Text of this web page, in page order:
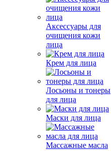
Аксессуары для
очищения кожи
лица
Крем для лица
Лосьоны и тонеры
для лица
Маски для лица
Массажные масла